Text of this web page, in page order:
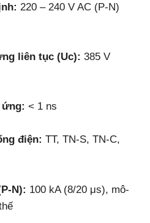
220 – 240 V AC (P-N)
liên tục (Uc): 385 V
< 1 ns
điện: TT, TN-S, TN-C,
N): 100 kA (8/20 μs), mô-